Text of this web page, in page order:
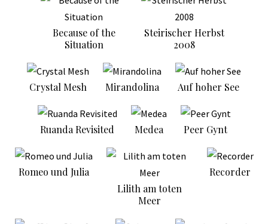
Because of the
Situation
Steirischer Herbst
2008
Crystal Mesh Mirandolina Auf hoher See
Ruanda Revisited Medea Peer Gynt
Romeo und Julia
Lilith am toten
Meer
Recorder